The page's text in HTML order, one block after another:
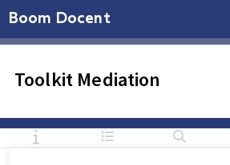
Boom Docent
Toolkit Mediation